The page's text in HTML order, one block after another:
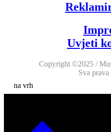
Uvjeti
Copyright ©2025 /
Sva
na vrh